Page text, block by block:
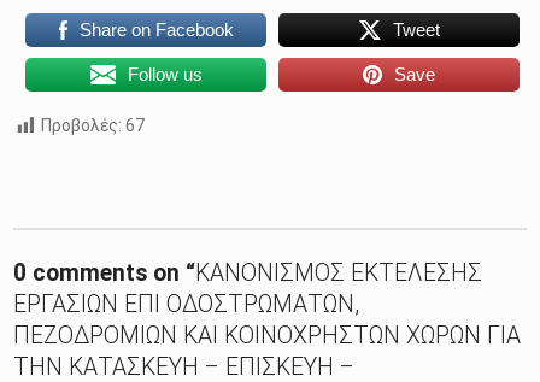
Share on Facebook Tweet
Follow us Save
Προβολές: 67
0 comments on “ΚΑΝΟΝΙΣΜΟΣ ΕΚΤΕΛΕΣΗΣ
ΕΡΓΑΣΙΩΝ ΕΠΙ ΟΔΟΣΤΡΩΜΑΤΩΝ,
ΠΕΖΟΔΡΟΜΙΩΝ ΚΑΙ ΚΟΙΝΟΧΡΗΣΤΩΝ ΧΩΡΩΝ ΓΙΑ
ΤΗΝ ΚΑΤΑΣΚΕΥΗ – ΕΠΙΣΚΕΥΗ –